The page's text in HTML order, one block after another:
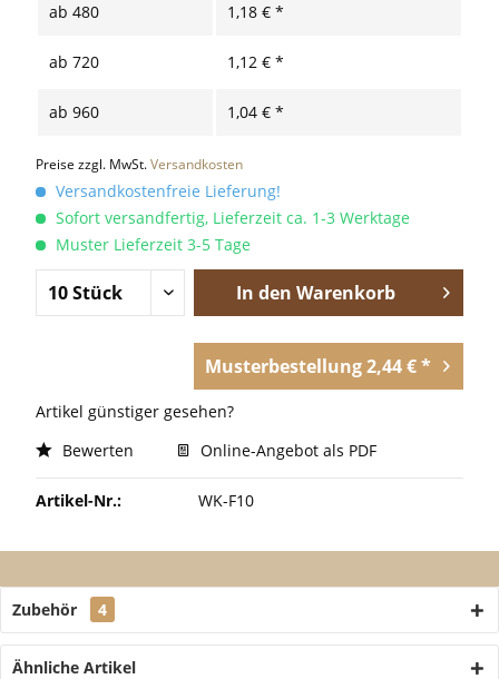
ab 480 1,18 € *
ab 720 1,12 € *
ab 960 1,04 € *
Preise zzgl. MwSt.Versandkosten
Versandkostenfreie Lieferung!
Sofort versandfertig, Lieferzeit ca. 1-3 Werktage
Muster Lieferzeit 3-5 Tage
In den Warenkorb
Musterbestellung 2,44 € *
Artikel günstiger gesehen?
Bewerten
Online-Angebot als PDF
Artikel-Nr.: WK-F10
Zubehör 4
Ähnliche Artikel